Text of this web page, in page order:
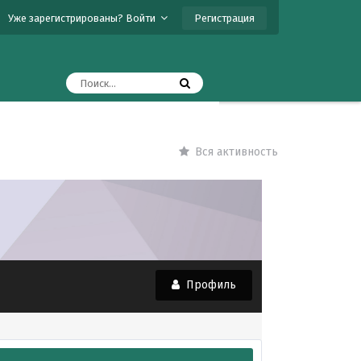
Уже зарегистрированы? Войти Регистрация
Вся активность
Профиль